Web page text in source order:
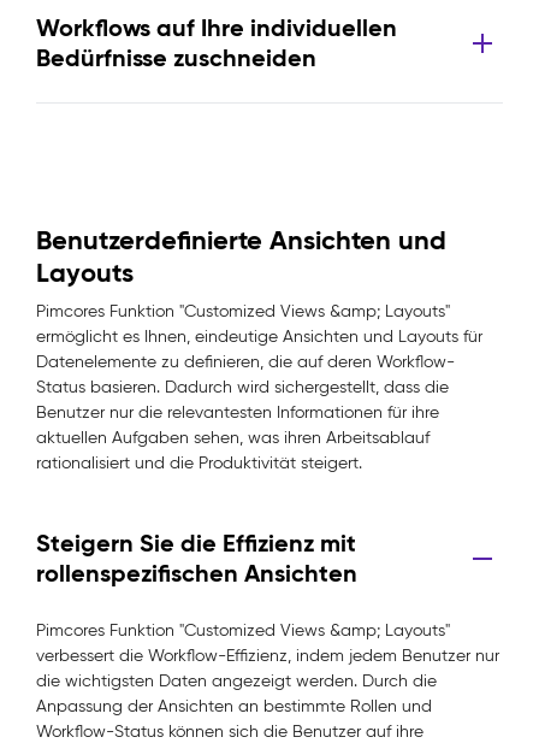
Workflows auf Ihre individuellen
Bedürfnisse zuschneiden
Benutzerdefinierte Ansichten und
Layouts
Pimcores Funktion "Customized Views &amp; Layouts"
ermöglicht es Ihnen, eindeutige Ansichten und Layouts für
Datenelemente zu definieren, die auf deren Workflow-
Status basieren. Dadurch wird sichergestellt, dass die
Benutzer nur die relevantesten Informationen für ihre
aktuellen Aufgaben sehen, was ihren Arbeitsablauf
rationalisiert und die Produktivität steigert.
Steigern Sie die Effizienz mit
rollenspezifischen Ansichten
Pimcores Funktion "Customized Views &amp; Layouts"
verbessert die Workflow-Effizienz, indem jedem Benutzer nur
die wichtigsten Daten angezeigt werden. Durch die
Anpassung der Ansichten an bestimmte Rollen und
Workflow-Status können sich die Benutzer auf ihre